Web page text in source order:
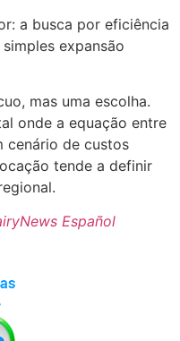
a busca por eficiência
expansão
mas uma escolha.
onde a equação entre
cenário de custos
tende a definir
Español